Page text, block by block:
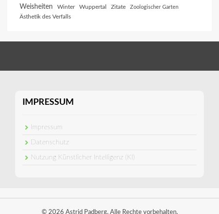
Weisheiten Winter Wuppertal Zitate Zoologischer Garten
Ästhetik des Verfalls
IMPRESSUM
Impressum
Datenschutz
Nutzung Künstlicher Intelligenz (KI)
© 2026 Astrid Padberg. Alle Rechte vorbehalten.